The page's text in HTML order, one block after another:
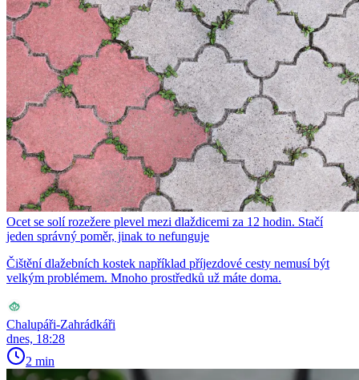
Ocet se solí rozežere plevel mezi dlaždicemi za 12 hodin. Stačí
jeden správný poměr, jinak to nefunguje
Čištění dlažebních kostek například příjezdové cesty nemusí být
velkým problémem. Mnoho prostředků už máte doma.
Chalupáři-Zahrádkáři
dnes, 18:28
2 min